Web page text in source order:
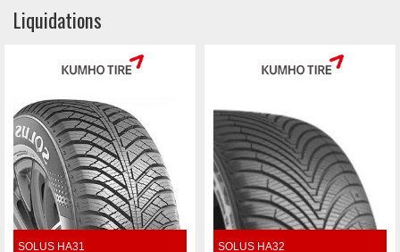
Liquidations
SOLUS HA31
SOLUS HA32